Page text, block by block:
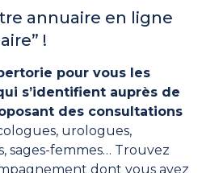
annuaire en ligne
!
pour vous les
s’identifient auprès de
des consultations
urologues,
sages-femmes… Trouvez
dont vous avez